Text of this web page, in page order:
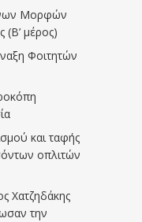
Μορφών
(Β’ μέρος)
Φοιτητών
και ταφής
οπλιτών
Χατζηδάκης
την